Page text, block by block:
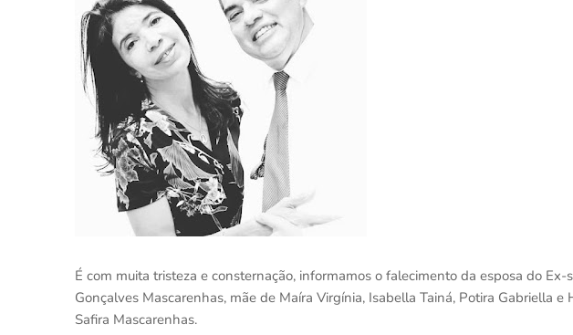
É com muita tristeza e consternação, informamos o falecimento da esposa do
Gonçalves Mascarenhas, mãe de Maíra Virgínia, Isabella Tainá, Potira Gabriella
Safira Mascarenhas.